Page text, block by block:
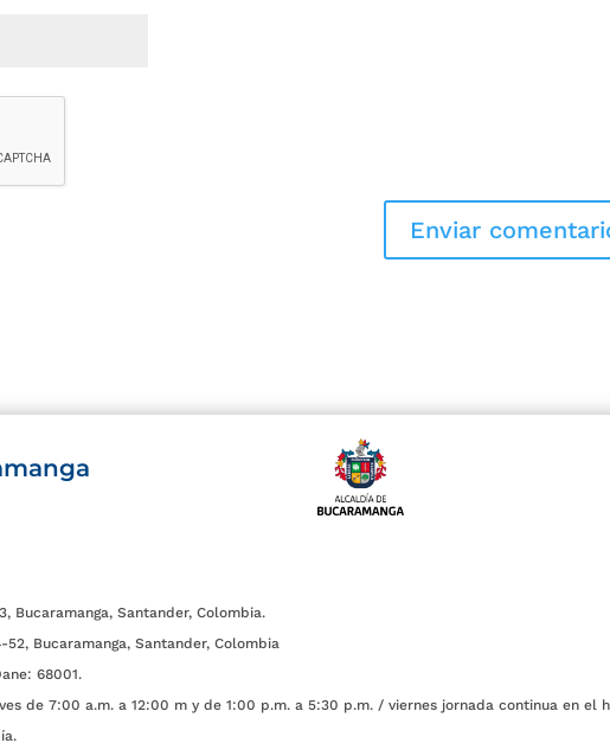
Bucaramanga, Santander, Colombia.
52, Bucaramanga, Santander, Colombia
68001.
de 7:00 a.m. a 12:00 m y de 1:00 p.m. a 5:30 p.m. / viernes jornada continua en el